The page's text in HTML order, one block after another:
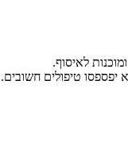
לאיסוף.
יפספסו טיפולים חשובים.